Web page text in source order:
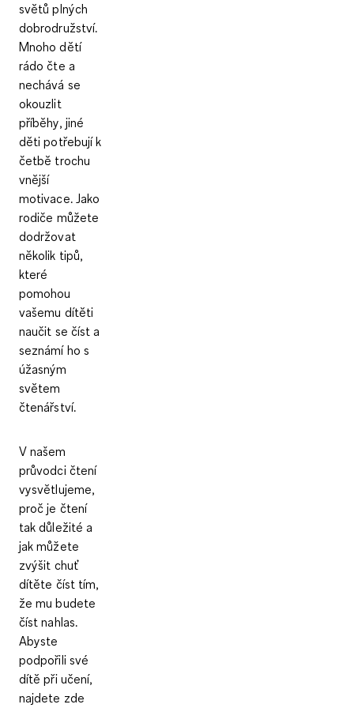
světů plných
dobrodružství.
Mnoho dětí
rádo čte a
nechává se
okouzlit
příběhy, jiné
děti potřebují k
četbě trochu
vnější
motivace. Jako
rodiče můžete
dodržovat
několik tipů,
které
pomohou
vašemu dítěti
naučit se číst a
seznámí ho s
úžasným
světem
čtenářství.
V našem
průvodci čtení
vysvětlujeme,
proč je čtení
tak důležité a
jak můžete
zvýšit chuť
dítěte číst tím,
že mu budete
číst nahlas.
Abyste
podpořili své
dítě při učení,
najdete zde